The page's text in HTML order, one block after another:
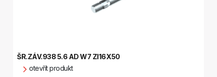
ŠR.ZÁV.938 5.6 AD W7 ZI16X50
otevřít produkt